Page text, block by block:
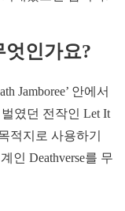
엇인가요?
Jamboree’ 안에서
였던 전작인 Let It
적지로 사용하기
인 Deathverse를 무